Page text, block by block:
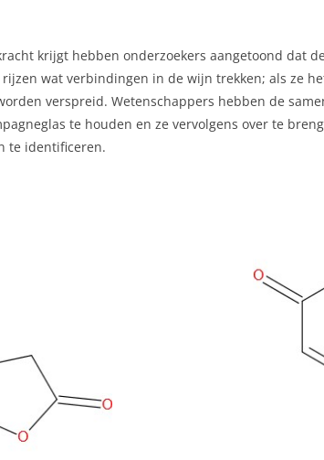
krijgt hebben onderzoekers aangetoond dat
wat verbindingen in de wijn trekken; als ze
verspreid. Wetenschappers hebben de
te houden en ze vervolgens over te
te identificeren.